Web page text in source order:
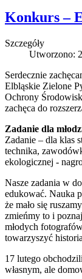
Konkurs –
Szczegóły
Utworzono:
Serdecznie
Elbląskie Zielone
Ochrony
zachęca do
Zadanie dla
Zadanie – dla klas
technika,
ekologicznej -
Nasze zadania w
edukować. Nauka
że mało się
zmieńmy to i
młodych
towarzyszyć
17 lutego
własnym, ale